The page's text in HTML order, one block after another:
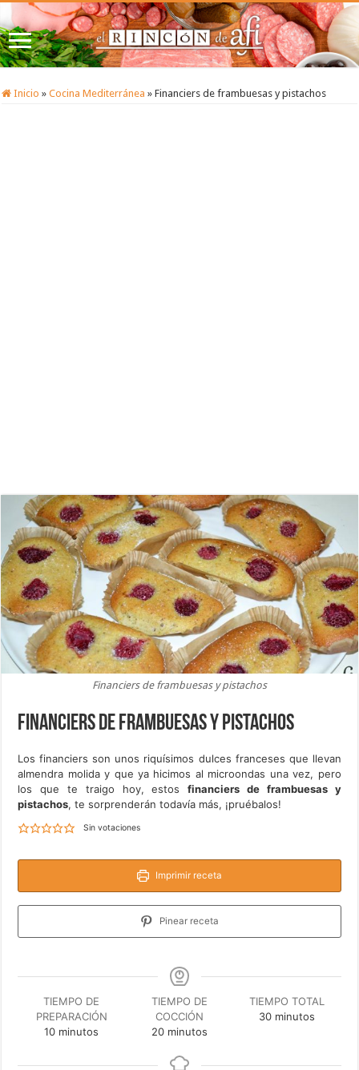
Inicio » Cocina Mediterránea » Financiers de frambuesas y pistachos
Financiers de frambuesas y pistachos
Financiers de frambuesas y pistachos
Los financiers son unos riquísimos dulces franceses que llevan
almendra molida y que ya hicimos al microondas una vez, pero
los que te traigo hoy, estosfinanciers de frambuesas y
pistachos, te sorprenderán todavía más, ¡pruébalos!
Sin votaciones
Imprimir receta
Pinear receta
TIEMPO DE
PREPARACIÓN
10minutos
minutos
TIEMPO DE
COCCIÓN
20minutos
minutos
TIEMPO TOTAL
30minutos
minutos